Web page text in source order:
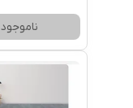
ناموجود